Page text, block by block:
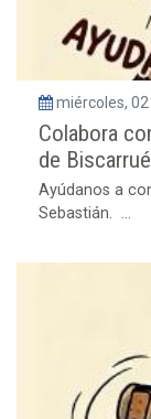
miércoles,
Colabora
de
Ayúdanos a
Sebastián. ...